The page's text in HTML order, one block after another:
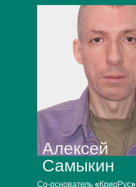
Алексей
Самыкин
Со-основатель «КриоРус»